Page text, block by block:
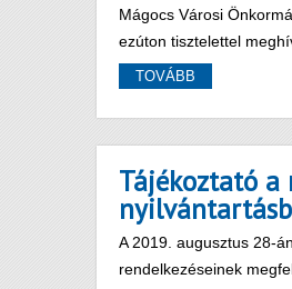
Mágocs Városi
ezúton tisztelettel
TOVÁBB
Tájékoztató a
A 2019. augusztus 28-
rendelkezéseinek